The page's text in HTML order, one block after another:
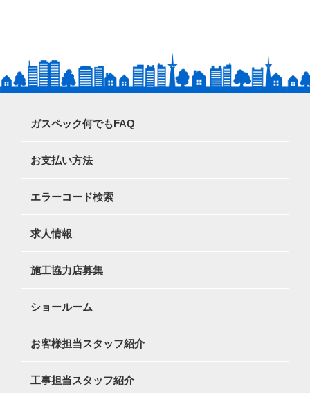
ガスペック何でもFAQ
お支払い方法
エラーコード検索
求人情報
施工協力店募集
ショールーム
お客様担当スタッフ紹介
工事担当スタッフ紹介